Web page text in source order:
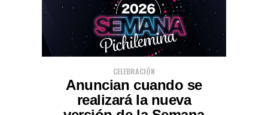
CELEBRACIÓN
Anuncian cuando se
realizará la nueva